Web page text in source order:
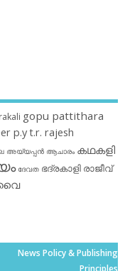
gopu pattithara
p.yt.r. rajesh
അയ്യപ്പന്‍ ആചാരം കഥകളി
ദേവത ഭദ്രകാളി രാജീവ്
News Policy & Publishing